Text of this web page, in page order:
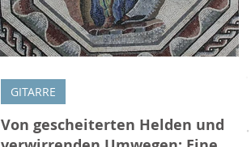
Von gescheiterten Helden und
GITARRE